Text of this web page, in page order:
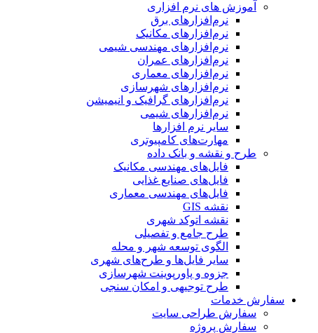
آموزش های نرم افزاری
نرم‌افزارهای برق
نرم‌افزارهای مکانیک
نرم‌افزارهای مهندسی شیمی
نرم‌افزارهای عمران
نرم‌افزارهای معماری
نرم‌افزارهای شهرسازی
نرم‌افزارهای گرافیک و انیمیشن
نرم‌افزارهای شیمی
سایر نرم افزارها
مهارت‌های کامپیوتری
طرح و نقشه و بانک داده
فایل‌های مهندسی مکانیک
فایل‌های صنایع غذایی
فایل‌های مهندسی معماری
نقشه GIS
نقشه اتوکد شهری
طرح جامع و تفصیلی
الگوی توسعه شهر و محله
سایر فایل‌ها و طرح‌های شهری
جزوه و پاورپوینت شهرسازی
طرح توجیهی و امکان سنجی
سفارش خدمات
سفارش طراحی سایت
سفارش پروژه